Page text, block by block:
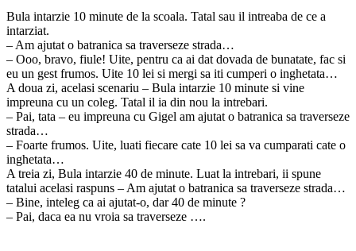
Bula intarzie 10 minute de la scoala. Tatal sau il intreaba de ce a
intarziat.
– Am ajutat o batranica sa traverseze strada…
– Ooo, bravo, fiule! Uite, pentru ca ai dat dovada de bunatate, fac si
eu un gest frumos. Uite 10 lei si mergi sa iti cumperi o inghetata…
A doua zi, acelasi scenariu – Bula intarzie 10 minute si vine
impreuna cu un coleg. Tatal il ia din nou la intrebari.
– Pai, tata – eu impreuna cu Gigel am ajutat o batranica sa traverseze
strada…
– Foarte frumos. Uite, luati fiecare cate 10 lei sa va cumparati cate o
inghetata…
A treia zi, Bula intarzie 40 de minute. Luat la intrebari, ii spune
tatalui acelasi raspuns – Am ajutat o batranica sa traverseze strada…
– Bine, inteleg ca ai ajutat-o, dar 40 de minute ?
– Pai, daca ea nu vroia sa traverseze ….